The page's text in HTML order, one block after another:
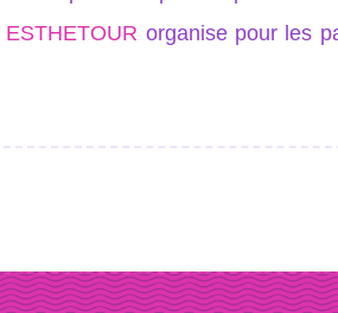
ESTHETOUR organise pour les